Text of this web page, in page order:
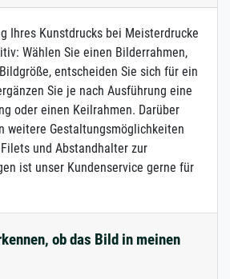
Ihres Kunstdrucks bei Meisterdrucke
Wählen Sie einen Bilderrahmen,
entscheiden Sie sich für ein
Sie je nach Ausführung eine
oder einen Keilrahmen. Darüber
weitere Gestaltungsmöglichkeiten
und Abstandhalter zur
ist unser Kundenservice gerne für
ob das Bild in meinen